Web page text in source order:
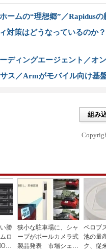
ームの“理想郷”／Rapidus
対策はどうなっているのか
ディングエージェント／オ
ス／Armがモバイル向け基
組み
勝
ロ
L
狭小な駐車場に、シャ
ープがポールカメラ式
製品発表 市場シェア
ペロブ
池の量
ク、従